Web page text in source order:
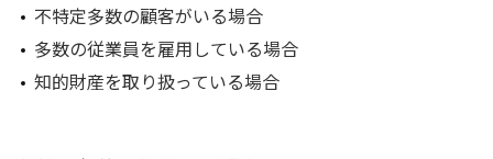
不特定多数の顧客がいる場合
多数の従業員を雇用している場合
知的財産を取り扱っている場合